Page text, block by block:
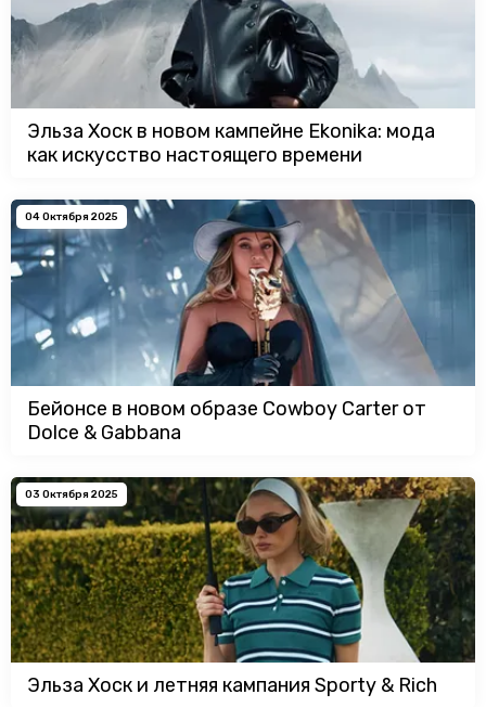
Эльза Хоск в новом кампейне Ekonika: мода
как искусство настоящего времени
04 Октября 2025
Бейонсе в новом образе Cowboy Carter от
Dolce & Gabbana
03 Октября 2025
Эльза Хоск и летняя кампания Sporty & Rich